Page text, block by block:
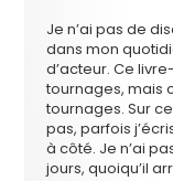
Je n’ai pas de
dans mon
d’acteur. Ce
tournages, mais
tournages. Sur
pas, parfois
à côté. Je n’ai
jours, quoiqu’il